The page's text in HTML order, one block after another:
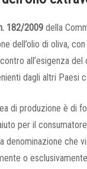
182/2009 della
dell’olio di oliva,
all’esigenza
dagli altri Paesi
di produzione è di
per il
denominazione che
o